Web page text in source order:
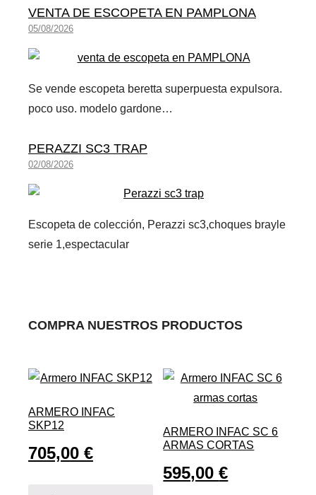
VENTA DE ESCOPETA EN PAMPLONA
05/08/2026
Se vende escopeta beretta superpuesta expulsora.
poco uso. modelo gardone…
PERAZZI SC3 TRAP
02/08/2026
Escopeta de colección, Perazzi sc3,choques brayle
serie 1,espectacular
COMPRA NUESTROS PRODUCTOS
ARMERO INFAC
SKP12
705,00 €
ARMERO INFAC SC 6
ARMAS CORTAS
595,00€